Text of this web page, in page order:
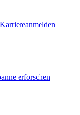
Karriereanmelden
erforschen